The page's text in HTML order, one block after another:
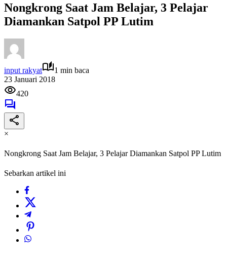
Nongkrong Saat Jam Belajar, 3 Pelajar
Diamankan Satpol PP Lutim
input rakyat
1 min baca
23 Januari 2018
420
×
Nongkrong Saat Jam Belajar, 3 Pelajar Diamankan Satpol PP Lutim
Sebarkan artikel ini